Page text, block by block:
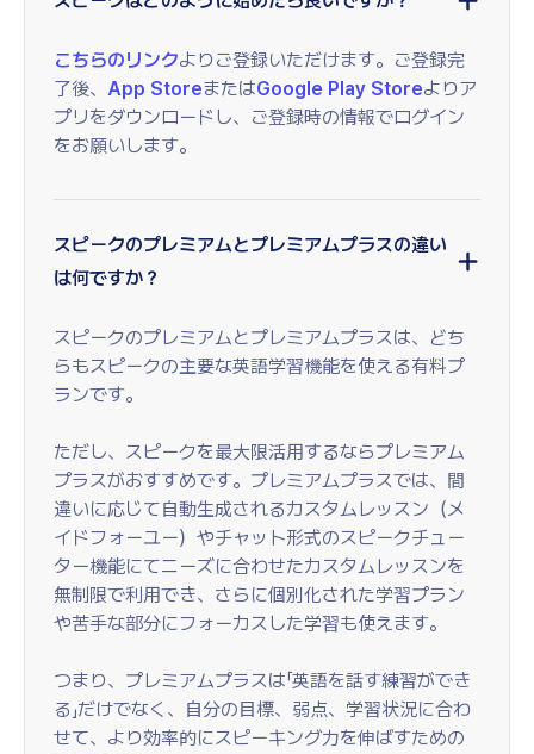
こちらのリンクよりご登録いただけます。ご登録完
了後、 App StoreまたはGoogle Play Storeよりア
プリをダウンロードし、ご登録時の情報でログイン
をお願いします。
スピークのプレミアムとプレミアムプラスの違い
は何ですか？
スピークのプレミアムとプレミアムプラスは、どち
らもスピークの主要な英語学習機能を使える有料プ
ランです。
ただし、スピークを最大限活用するならプレミアム
プラスがおすすめです。プレミアムプラスでは、間
違いに応じて自動生成されるカスタムレッスン（メ
イドフォーユー）やチャット形式のスピークチュー
ター機能にてニーズに合わせたカスタムレッスンを
無制限で利用でき、さらに個別化された学習プラン
や苦手な部分にフォーカスした学習も使えます。
つまり、プレミアムプラスは「英語を話す練習ができ
る」だけでなく、自分の目標、弱点、学習状況に合わ
せて、より効率的にスピーキング力を伸ばすための